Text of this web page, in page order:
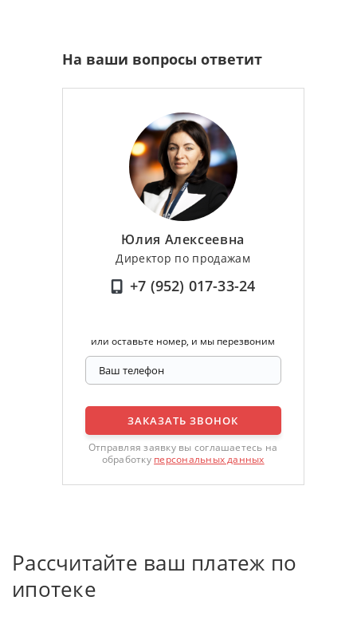
На ваши вопросы ответит
Юлия Алексеевна
Директор по продажам
+7 (952) 017-33-24
или оставьте номер, и мы перезвоним
ЗАКАЗАТЬ ЗВОНОК
Отправляя заявку вы соглашаетесь на
обработку персональных данных
Рассчитайте ваш платеж по
ипотеке